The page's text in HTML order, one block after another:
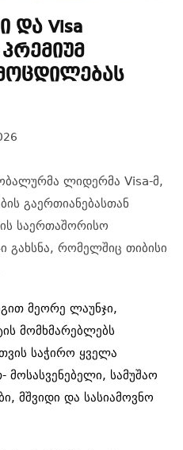
Და Visa
ლიდერმა Visa-მ,
გაერთიანებასთან
საერთაშორისო
გახსნა, რომელშიც თიბისი
მეორე ლაუნჯი,
მომხმარებლებს
საჭირო ყველა
მოსასვენებელი, სამუშაო
მშვიდი და სასიამოვნო